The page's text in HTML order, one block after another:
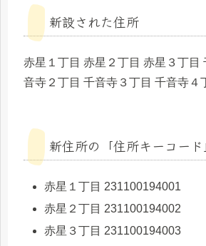
新設された住所
赤星１丁目 赤星２丁目 赤星３丁目
音寺２丁目 千音寺３丁目 千音寺４
新住所の「住所キーコード」
赤星１丁目 231100194001
赤星２丁目 231100194002
赤星３丁目 231100194003